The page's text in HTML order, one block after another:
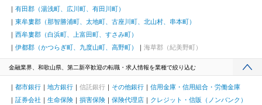
有田郡（湯浅町、広川町、有田川町）
東牟婁郡（那智勝浦町、太地町、古座川町、北山村、串本町）
西牟婁郡（白浜町、上富田町、すさみ町）
伊都郡（かつらぎ町、九度山町、高野町）
海草郡（紀美野町）
金融業界、和歌山県、第二新卒歓迎の転職・求人情報を業種で絞り込む
都市銀行 地方銀行 信託銀行 その他銀行
信用金庫・信用組合・労働金庫
証券会社
生命保険 損害保険 保険代理店
クレジット・信販（ノンバンク）